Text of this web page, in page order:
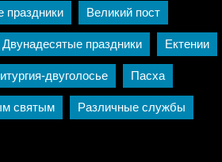
праздники Великий пост
Двунадесятые праздники Ектении
двуголосье Пасха
святым Различные службы